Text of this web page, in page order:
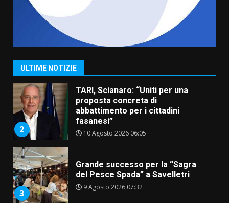
ULTIME NOTIZIE
8 Agosto 2026 07:15
1
Savelletri in festa, pienone sul
porto per Uccio De Santis: la
voce di Antonella Losavio
2
TARI, Scianaro: “Uniti per una
proposta concreta di
abbattimento per i cittadini
fasanesi”
10 Agosto 2026 06:05
3
Grande successo per la “Sagra
del Pesce Spada” a Savelletri
9 Agosto 2026 07:32